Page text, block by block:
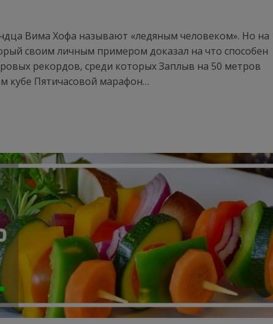
Вима Хофа называют «ледяным человеком». Но на
своим личным примером доказал на что способен
рекордов, среди которых Заплыв на 50 метров
кубе Пятичасовой марафон…